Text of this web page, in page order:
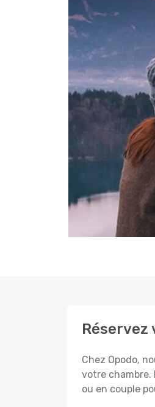
Réservez
Chez Opodo,
votre chambre.
ou en couple